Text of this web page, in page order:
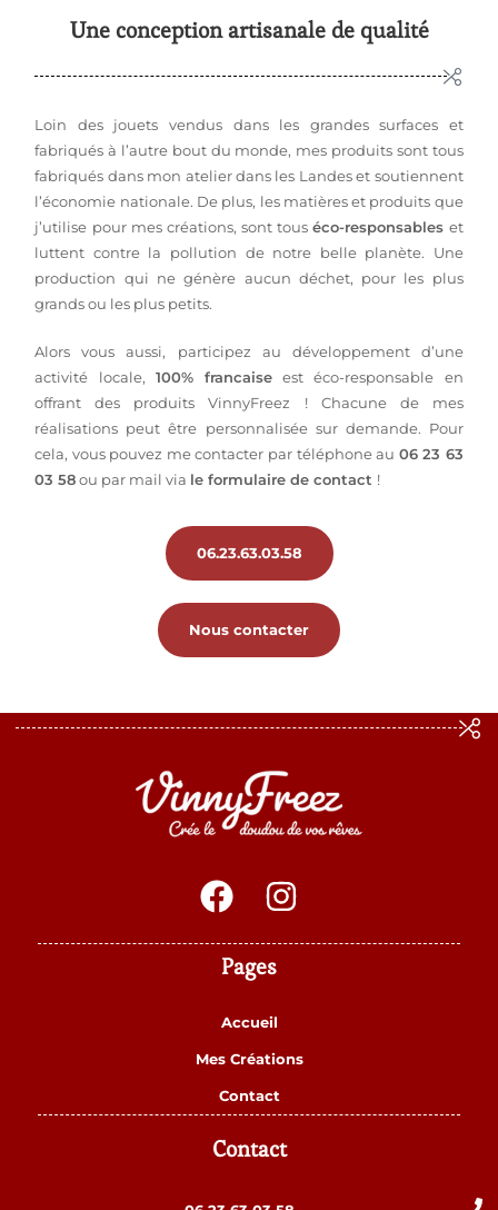
Une conception artisanale de qualité
Loin des jouets vendus dans les grandes surfaces et
fabriqués à l’autre bout du monde, mes produits sont tous
fabriqués dans mon atelier dans les Landes et soutiennent
l’économie nationale. De plus, les matières et produits que
j’utilise pour mes créations, sont touséco-responsables et
luttent contre la pollution de notre belle planète. Une
production qui ne génère aucun déchet, pour les plus
grands ou les plus petits.
Alors vous aussi, participez au développement d’une
activité locale, 100% francaise est éco-responsable en
offrant des produits VinnyFreez ! Chacune de mes
réalisations peut être personnalisée sur demande. Pour
cela, vous pouvez me contacter par téléphone au 06 23 63
03 58ou par mail via le formulaire de contact !
06.23.63.03.58
Nous contacter
Pages
Accueil
Mes Créations
Contact
Contact